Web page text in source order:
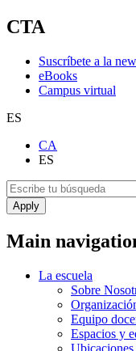
CTA
Suscríbete a la
eBooks
Campus virtual
ES
CA
ES
Main
La escuela
Sobre
Equipo
Espacios y